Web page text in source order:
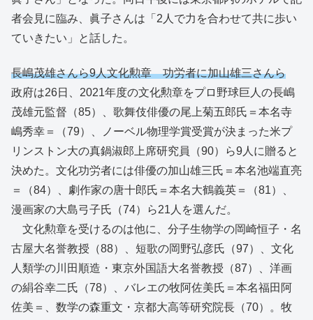
者会見に臨み、眞子さんは「2人で力を合わせて共に歩い
ていきたい」と話した。
長嶋茂雄さんら9人文化勲章 功労者に加山雄三さんら
政府は26日、2021年度の文化勲章をプロ野球巨人の長嶋
茂雄元監督（85）、歌舞伎俳優の尾上菊五郎氏＝本名寺
嶋秀幸＝（79）、ノーベル物理学賞受賞が決まった米プ
リンストン大の真鍋淑郎上席研究員（90）ら9人に贈ると
決めた。文化功労者には俳優の加山雄三氏＝本名池端直亮
＝（84）、劇作家の唐十郎氏＝本名大鶴義英＝（81）、
漫画家の大島弓子氏（74）ら21人を選んだ。
文化勲章を受けるのは他に、分子生物学の岡崎恒子・名
古屋大名誉教授（88）、短歌の岡野弘彦氏（97）、文化
人類学の川田順造・東京外国語大名誉教授（87）、洋画
の絹谷幸二氏（78）、バレエの牧阿佐美氏＝本名福田阿
佐美＝、数学の森重文・京都大高等研究院長（70）。牧